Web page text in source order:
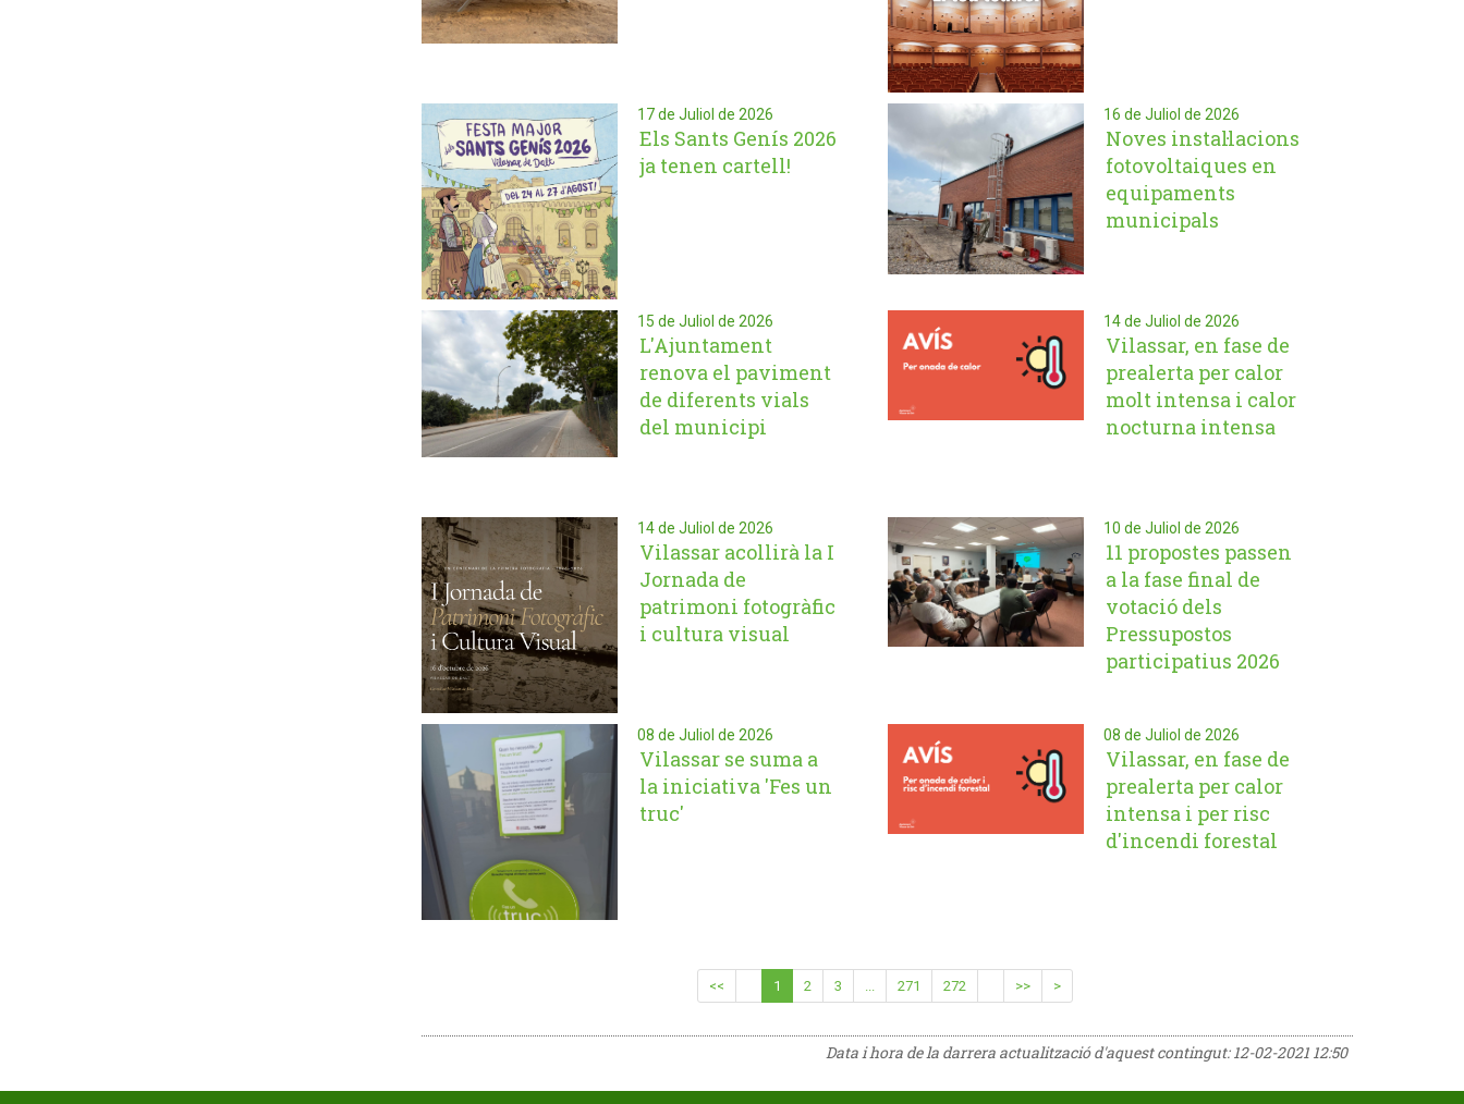
17 de Juliol de 2026
Els Sants Genís 2026
ja tenen cartell!
16 de Juliol de 2026
Noves instal·lacions
fotovoltaiques en
equipaments
municipals
15 de Juliol de 2026
L'Ajuntament
renova el paviment
de diferents vials
del municipi
14 de Juliol de 2026
Vilassar, en fase de
prealerta per calor
molt intensa i calor
nocturna intensa
14 de Juliol de 2026
Vilassar acollirà la I
Jornada de
patrimoni fotogràfic
i cultura visual
10 de Juliol de 2026
11 propostes passen
a la fase final de
votació dels
Pressupostos
participatius 2026
08 de Juliol de 2026
Vilassar se suma a
la iniciativa 'Fes un
truc'
08 de Juliol de 2026
Vilassar, en fase de
prealerta per calor
intensa i per risc
d'incendi forestal
<< 1 2 3 ... 271 272 >> >
Data i hora de la darrera actualització d'aquest contingut:12-02-2021 12:50